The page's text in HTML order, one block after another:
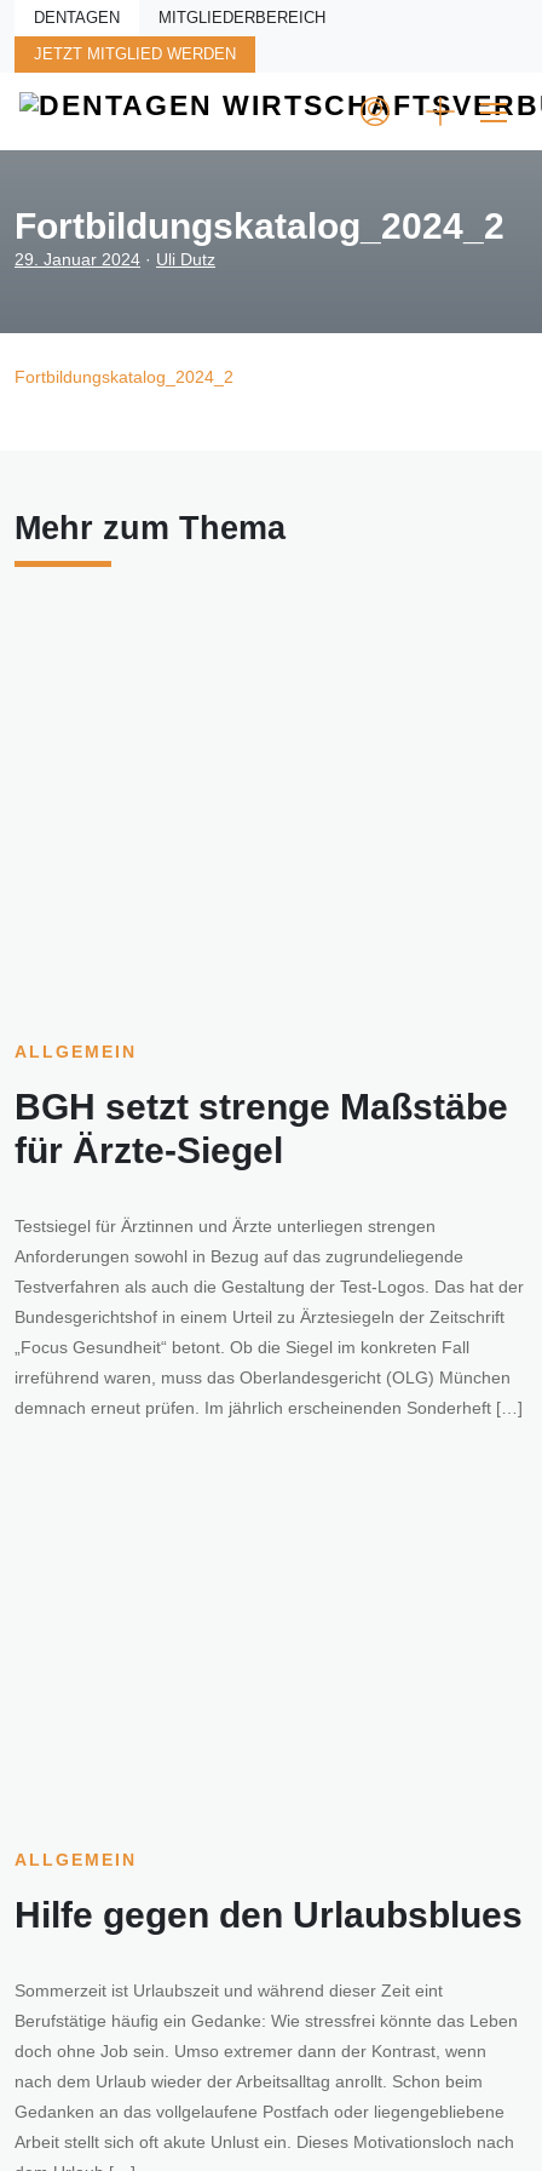
Skip to main content
DENTAGEN MITGLIEDERBEREICH
JETZT MITGLIED WERDEN
Fortbildungskatalog_2024_2
29. Januar 2024 · Uli Dutz
Fortbildungskatalog_2024_2
Mehr zum Thema
ALLGEMEIN
BGH setzt strenge Maßstäbe
für Ärzte-Siegel
Testsiegel für Ärztinnen und Ärzte unterliegen strengen
Anforderungen sowohl in Bezug auf das zugrundeliegende
Testverfahren als auch die Gestaltung der Test-Logos. Das hat der
Bundesgerichtshof in einem Urteil zu Ärztesiegeln der Zeitschrift
„Focus Gesundheit“ betont. Ob die Siegel im konkreten Fall
irreführend waren, muss das Oberlandesgericht (OLG) München
demnach erneut prüfen. Im jährlich erscheinenden Sonderheft […]
ALLGEMEIN
Hilfe gegen den Urlaubsblues
Sommerzeit ist Urlaubszeit und während dieser Zeit eint
Berufstätige häufig ein Gedanke: Wie stressfrei könnte das Leben
doch ohne Job sein. Umso extremer dann der Kontrast, wenn
nach dem Urlaub wieder der Arbeitsalltag anrollt. Schon beim
Gedanken an das vollgelaufene Postfach oder liegengebliebene
Arbeit stellt sich oft akute Unlust ein. Dieses Motivationsloch nach